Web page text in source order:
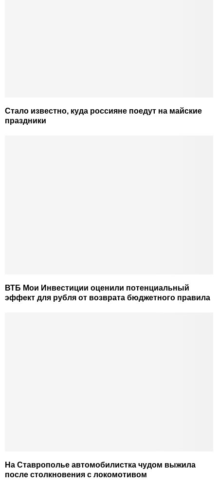
Стало известно, куда россияне поедут на майские
праздники
ВТБ Мои Инвестиции оценили потенциальный
эффект для рубля от возврата бюджетного правила
На Ставрополье автомобилистка чудом выжила
после столкновения с локомотивом